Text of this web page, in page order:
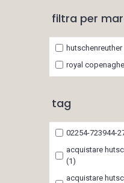
filtra per
hutschenreuther
royal
tag
02254-723944-
acquistare
(1)
acquistare